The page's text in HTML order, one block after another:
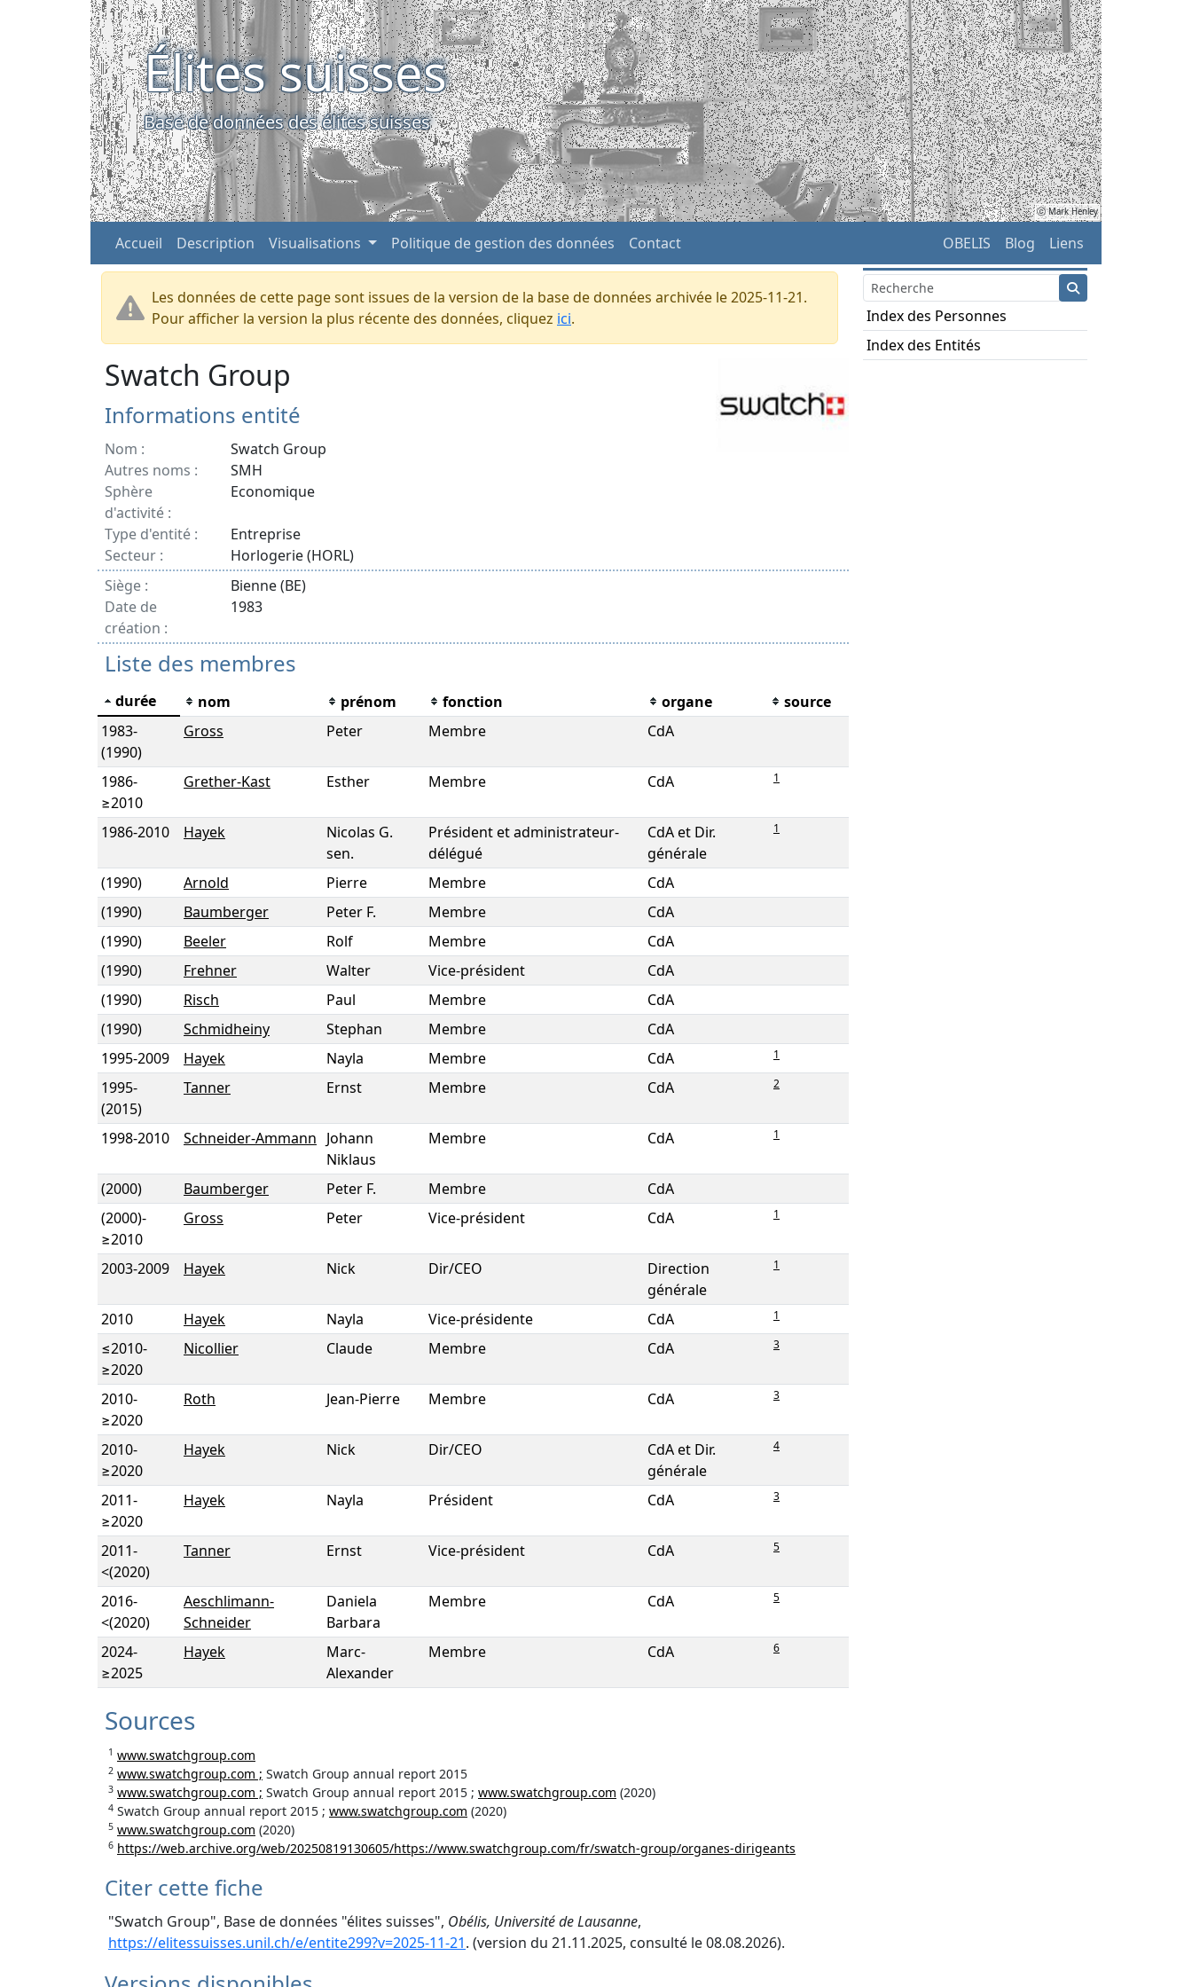
Élites suisses
Base de données des élites suisses
ⓒ Mark Henley
Accueil Description Visualisations Politique de gestion des données Contact OBELIS Blog Liens
Les données de cette page sont issues de la version de la base de données archivée le 2025-11-21.
Pour afficher la version la plus récente des données, cliquez ici.
Swatch Group
Informations entité
Nom :
Swatch Group
Autres noms :
SMH
Sphère
d'activité :
Economique
Type d'entité :
Entreprise
Secteur :
Horlogerie (HORL)
Siège :
Bienne (BE)
Date de
création :
1983
Liste des membres
durée nom prénom fonction organe
source
1983-
(1990)
Gross Peter Membre CdA
1986-
≥2010
Grether-Kast Esther Membre CdA 1
1986-2010 Hayek
Nicolas G.
sen.
Président et administrateur-
délégué
CdA et Dir.
générale
1
(1990) Arnold Pierre Membre
CdA
(1990)
Baumberger Peter F. Membre
CdA
(1990)
Beeler Rolf Membre
CdA
(1990)
Frehner Walter Vice-président
CdA
(1990)
Risch Paul Membre
CdA
(1990)
Schmidheiny Stephan Membre
CdA
1995-2009 Hayek Nayla Membre CdA 1
1995-
(2015)
Tanner Ernst Membre CdA 2
1998-2010 Schneider-Ammann Johann
Niklaus
Membre CdA 1
(2000) Baumberger Peter F. Membre
CdA
(2000)-
≥2010
Gross Peter Vice-président CdA 1
2003-2009 Hayek Nick Dir/CEO
Direction
générale
1
2010 Hayek Nayla Vice-présidente CdA 1
≤2010-
≥2020
Nicollier Claude Membre CdA 3
2010-
≥2020
Roth Jean-Pierre Membre CdA 3
2010-
≥2020
Hayek Nick Dir/CEO
CdA et Dir.
générale
4
2011-
≥2020
Hayek Nayla Président CdA 3
2011-
<(2020)
Tanner Ernst Vice-président CdA 5
2016-
<(2020)
Aeschlimann-
Schneider
Daniela
Barbara
Membre CdA 5
2024-
≥2025
Hayek
Marc-
Alexander
Membre CdA 6
Sources
1 www.swatchgroup.com
2 www.swatchgroup.com ; Swatch Group annual report 2015
3 www.swatchgroup.com ; Swatch Group annual report 2015 ; www.swatchgroup.com (2020)
4 Swatch Group annual report 2015 ; www.swatchgroup.com (2020)
5 www.swatchgroup.com (2020)
6 https://web.archive.org/web/20250819130605/https://www.swatchgroup.com/fr/swatch-group/organes-dirigeants
Citer cette fiche
"Swatch Group", Base de données "élites suisses", Obélis, Université de Lausanne,
https://elitessuisses.unil.ch/e/entite299?v=2025-11-21. (version du 21.11.2025, consulté le 08.08.2026).
Index des Personnes
Index des Entités